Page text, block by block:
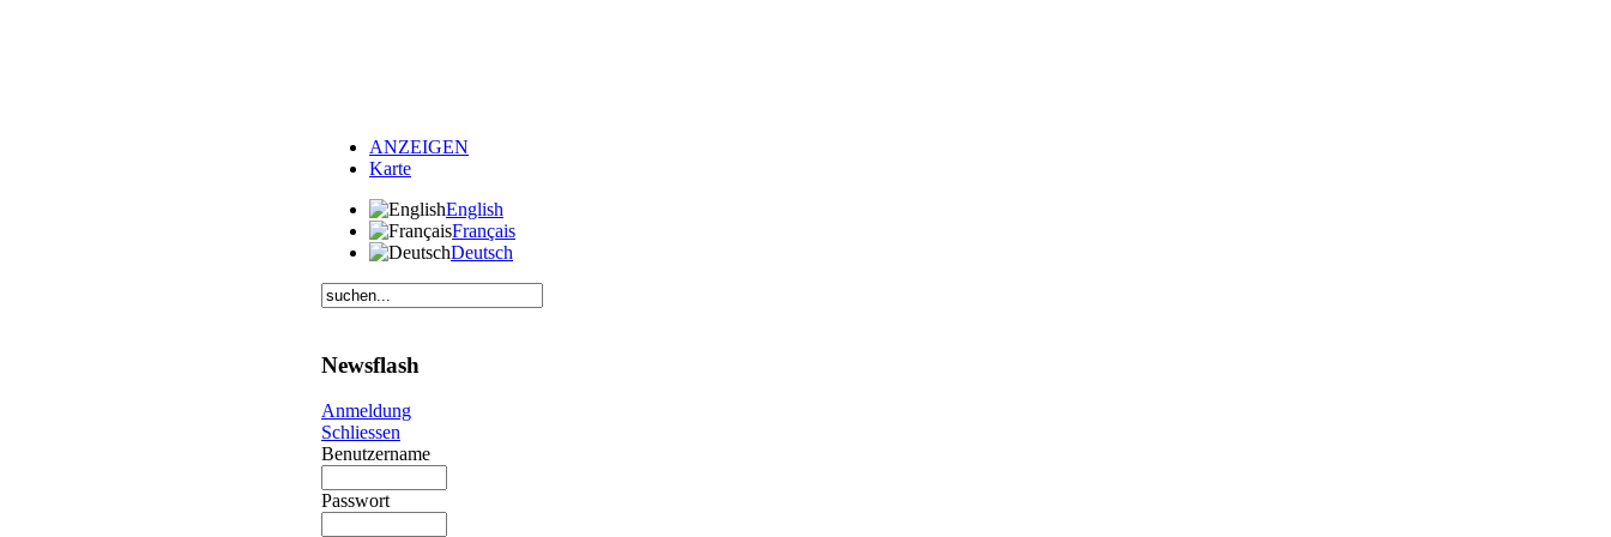
ANZEIGEN
Karte
English
Français
Deutsch
Newsflash
Anmeldung
Schliessen
Benutzername
Passwort